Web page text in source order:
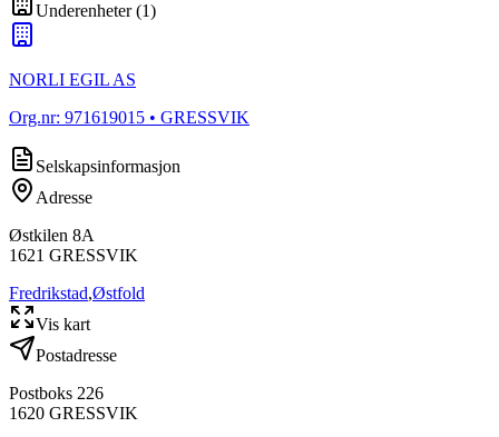
Underenheter(1)
NORLI EGIL AS
Org.nr: 971619015 • GRESSVIK
Selskapsinformasjon
Adresse
Østkilen 8A
1621 GRESSVIK
Fredrikstad,Østfold
Vis kart
Postadresse
Postboks 226
1620 GRESSVIK